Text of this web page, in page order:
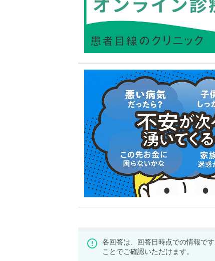
各回答は、回答日時点での情報で
ことでご確認いただけます。